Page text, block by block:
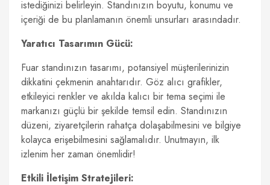
istediğinizi belirleyin. Standınızın boyutu, konumu ve
içeriği de bu planlamanın önemli unsurları arasındadır.
Yaratıcı Tasarımın Gücü:
Fuar standınızın tasarımı, potansiyel müşterilerinizin
dikkatini çekmenin anahtarıdır. Göz alıcı grafikler,
etkileyici renkler ve akılda kalıcı bir tema seçimi ile
markanızı güçlü bir şekilde temsil edin. Standınızın
düzeni, ziyaretçilerin rahatça dolaşabilmesini ve bilgiye
kolayca erişebilmesini sağlamalıdır. Unutmayın, ilk
izlenim her zaman önemlidir!
Etkili İletişim Stratejileri: